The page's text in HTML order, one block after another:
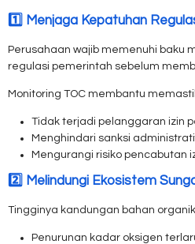
1️⃣ Menjaga Kepatuhan
Perusahaan wajib memenuhi baku
regulasi pemerintah sebelum
Monitoring TOC membantu
Tidak terjadi pelanggaran izin
Menghindari sanksi
Mengurangi risiko pencabutan
2️⃣ Melindungi Ekosistem
Tingginya kandungan bahan
Penurunan kadar oksigen